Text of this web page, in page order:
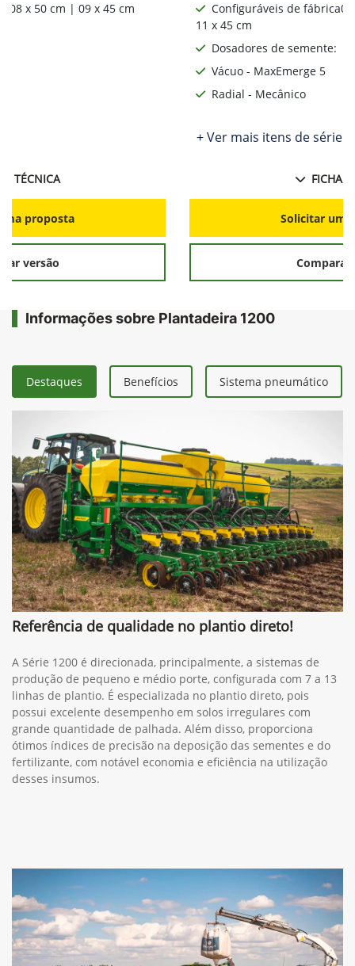
x 50 cm | 09 x 45 cm
TÉCNICA
proposta
versão
Configuráveis de
11 x 45 cm
Dosadores de semente:
Vácuo - MaxEmerge 5
Radial - Mecânico
+ Ver mais itens de série
FICHA
Solicitar
Comparar
Informações sobre Plantadeira 1200
Destaques Benefícios Sistema pneumático
Referência de qualidade no plantio direto!
A Série 1200 é direcionada, principalmente, a sistemas de
produção de pequeno e médio porte, configurada com 7 a 13
linhas de plantio. É especializada no plantio direto, pois
possui excelente desempenho em solos irregulares com
grande quantidade de palhada. Além disso, proporciona
ótimos índices de precisão na deposição das sementes e do
fertilizante, com notável economia e eficiência na utilização
desses insumos.